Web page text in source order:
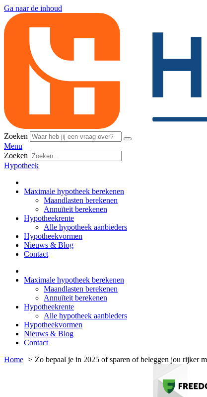
Ga naar de inhoud
Zoeken
Menu
Zoeken
Hypotheek
Maximale hypotheek berekenen
Maandlasten berekenen
Annuïteit berekenen
Hypotheekrente
Alle hypotheek aanbieders
Hypotheekvormen
Nieuws & Blog
Contact
Maximale hypotheek berekenen
Maandlasten berekenen
Annuïteit berekenen
Hypotheekrente
Alle hypotheek aanbieders
Hypotheekvormen
Nieuws & Blog
Contact
Home
Zo bepaal je in 2025 of sparen of beleggen jou rijker